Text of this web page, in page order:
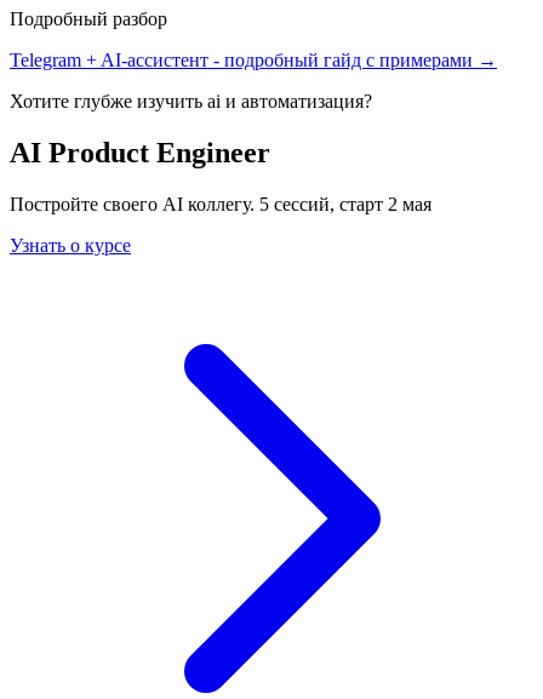
Подробный разбор
Telegram + AI-ассистент - подробный гайд с примерами →
Хотите глубже изучить ai и автоматизация?
AI Product Engineer
Постройте своего AI коллегу. 5 сессий, старт 2 мая
Узнать о курсе